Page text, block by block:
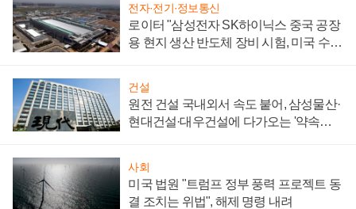
전자·전기·정보통신
로이터 "삼성전자 SK하이닉스 중국 공장
용 현지 생산 반도체 장비 시험, 미국 수출
건설
원전 건설 국내외서 속도 붙어, 삼성물산·
현대건설·대우건설에 다가오는 '약속의
사회
미국 법원 "트럼프 정부 풍력 프로젝트 동
결 조치는 위법", 해제 명령 내려